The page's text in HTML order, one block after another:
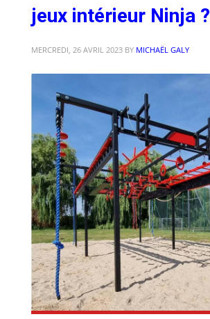
jeux intérieur Ninja ?
MERCREDI, 26 AVRIL 2023 BY MICHAËL GALY